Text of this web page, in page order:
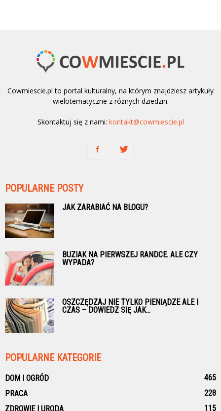
Cowmiescie.pl to portal kulturalny, na którym znajdziesz artykuły
wielotematyczne z różnych dziedzin.
Skontaktuj się z nami: kontakt@cowmiescie.pl
POPULARNE POSTY
JAK ZARABIAĆ NA BLOGU?
BUZIAK NA PIERWSZEJ RANDCE. ALE CZY
WYPADA?
OSZCZĘDZAJ NIE TYLKO PIENIĄDZE ALE I
CZAS – DOWIEDZ SIĘ JAK...
POPULARNE KATEGORIE
DOM I OGRÓD
465
PRACA
228
ZDROWIE I URODA
115